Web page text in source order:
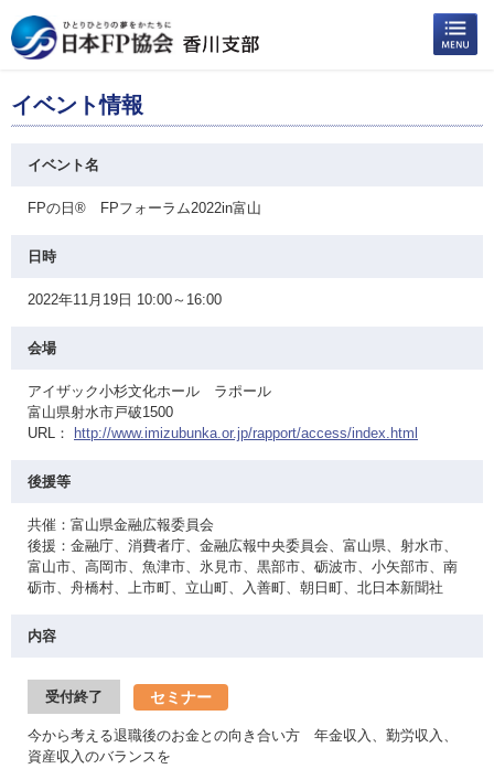
イベント情報
イベント名
FPの日® FPフォーラム2022in富山
日時
2022年11月19日 10:00～16:00
会場
アイザック小杉文化ホール ラポール
富山県射水市戸破1500
URL：
http://www.imizubunka.or.jp/rapport/access/index.html
後援等
共催：富山県金融広報委員会
後援：金融庁、消費者庁、金融広報中央委員会、富山県、射水市、
富山市、高岡市、魚津市、氷見市、黒部市、砺波市、小矢部市、南
砺市、舟橋村、上市町、立山町、入善町、朝日町、北日本新聞社
内容
受付終了 セミナー
今から考える退職後のお金との向き合い方 年金収入、勤労収入、
資産収入のバランスを